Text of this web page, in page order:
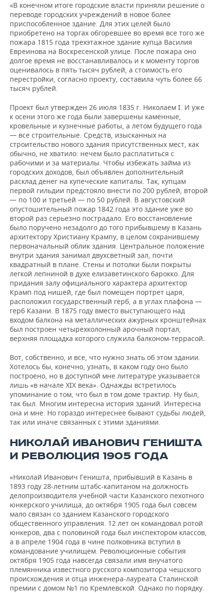
«В конечном итоге городские власти приняли решение о
переводе городских учреждений в новое более
приспособленное здание. Для этих целей было
приобретено на торгах обгоревшее во время все того же
пожара 1815 года трехэтажное здание купца Василия
Евреинова на Воскресенской улице. После пожара оно
долгое время не восстанавливалось и к моменту торгов
оценивалось в пять тысяч рублей, а стоимость его
перестройки, согласно проекту, составила чуть более 66
тысяч рублей.
Проект был утвержден 26 июля 1835 г. Николаем I. И уже
к осени этого же года были завершены каменные,
кровельные и кузнечные работы, а летом будущего года
— все строительные. Средств, изысканных на
строительство нового здания присутственных мест, как
обычно, не хватило: нечем было расплатиться с
рабочими и за материалы. Чтобы избежать займа из
городских доходов, был объявлен дополнительный
расклад денег на купеческие капиталы. Так, купцам
первой гильдии предстояло внести по 200 рублей, второй
— по 100 и третьей — по 50 рублей. В августовский
опустошительный пожар 1842 года это здание уже во
второй раз серьезно пострадало. Его восстановление
было поручено незадолго до того прибывшему в Казань
архитектору Христиану Крампу, в целом сохранившему
первоначальный облик здания. Центральное положение
внутри здания занимал двухсветный зал, почти
квадратный в плане. Стены и потолки были покрыты
легкой лепниной в духе елизаветинского барокко. Для
придания залу официального характера архитектор
Крамп под нишей, где был помещен портрет царя,
расположил государственный герб, а в углах плафона —
герб Казани. В 1875 году вместо выступающего над
входом балкона на металлических ажурных кронштейнах
был построен четырехколонный арочный портал,
верхняя площадка которого служила балконом-террасой.
Вот, собственно, и все, что нужно знать об этом здании.
Хотелось бы, конечно, узнать, в каком году оно было
построено, но в доступной мне литературе указывается
лишь «в начале XIX века». Однажды встретилось
упоминание о том, что был в том доме трактир. Ну был,
так был. Многим интересна история зданий. Интересна
она и мне. Но гораздо интереснее бывают судьбы людей,
так или иначе связанных с этими зданиями.
НИКОЛАЙ ИВАНОВИЧ ГЕНИШТА
И РЕВОЛЮЦИЯ 1905 ГОДА
«Николай Иванович Геништа, прибывший в Казань в
1893 году 28-летним штабс-капитаном на должность
делопроизводителя учебной части Казанского пехотного
юнкерского училища, до октября 1905 года был совсем
мало связан со зданием Казанского городского
общественного управления. 12 лет он командовал ротой
юнкеров, два с половиной года был инспектором классов,
а в апреле 1904 года в чине полковника вступил в
командование училищем. Революционные события
октября 1905 года навсегда связали имя внучатого
племянника известного русского композитора чешского
происхождения и отца инженера-лауреата Сталинской
премии с домом №1 по Кремлевской. Однако по порядку.